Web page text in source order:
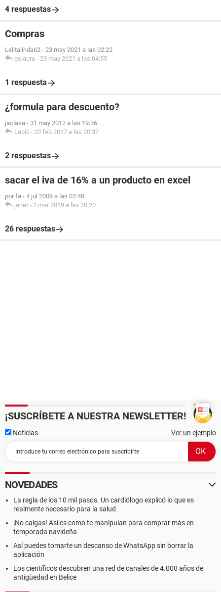
4 respuestas
Compras
Lelitalinda62 - 23 may 2021 a las 02:22
gslaura - 23 may 2021 a las 04:55
1 respuesta
¿formula para descuento?
jaclasa - 31 may 2012 a las 19:36
Lapiz - 20 feb 2017 a las 20:37
2 respuestas
sacar el iva de 16% a un producto en excel
por fa - 4 jul 2009 a las 02:48
janet - 2 mar 2019 a las 20:20
26 respuestas
¡SUSCRÍBETE A NUESTRA NEWSLETTER!
Noticias Ver un ejemplo
NOVEDADES
La regla de los 10 mil pasos. Un cardiólogo explicó lo que es
realmente necesario para la salud
¡No caigas! Así es como te manipulan para comprar más en
temporada navideña
Así puedes tomarte un descanso de WhatsApp sin borrar la
aplicación
Los científicos descubren una red de canales de 4.000 años de
antigüedad en Belice